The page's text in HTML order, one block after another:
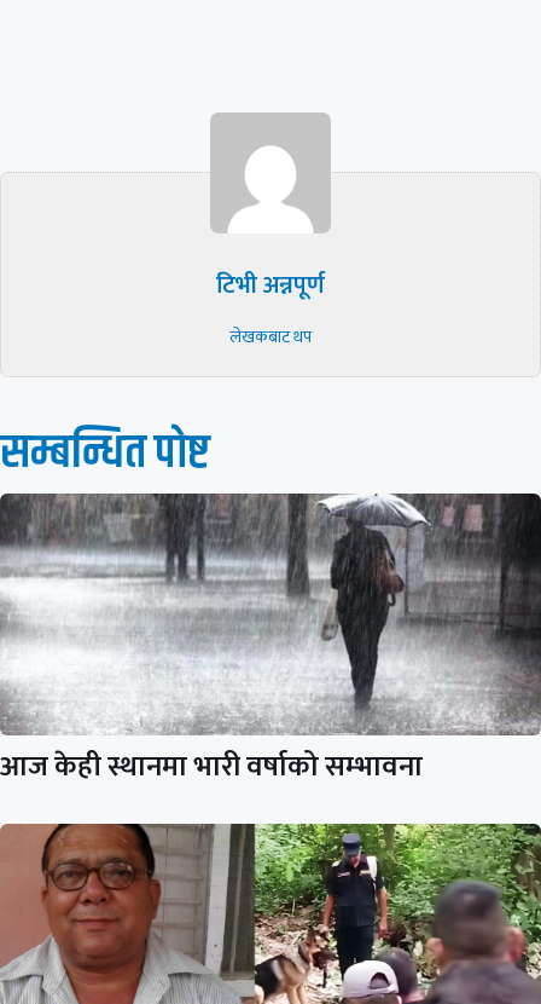
टिभी अन्नपूर्ण
लेखकबाट थप
सम्बन्धित पाेष्ट
आज केही स्थानमा भारी वर्षाको सम्भावना